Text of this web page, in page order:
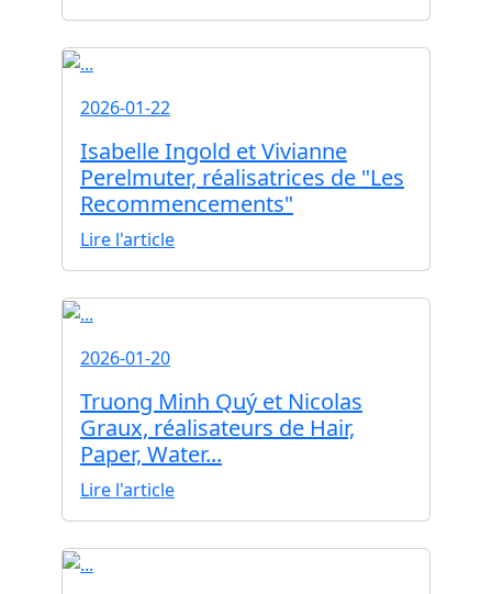
2026-01-22
Isabelle Ingold et Vivianne
Perelmuter, réalisatrices de "Les
Recommencements"
Lire l'article
2026-01-20
Truong Minh Quý et Nicolas
Graux, réalisateurs de Hair,
Paper, Water...
Lire l'article